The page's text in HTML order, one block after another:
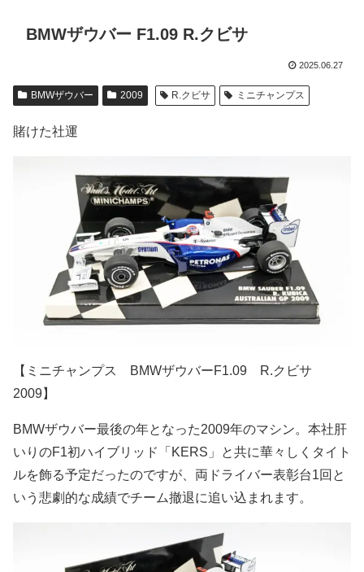
BMWザウバー F1.09 R.クビサ
2025.06.27
BMWザウバー 2009 R.クビサ ミニチャンプス
賭けた社運
【ミニチャンプス BMWザウバーF1.09 R.クビサ
2009】
BMWザウバー最後の年となった2009年のマシン。本社肝
いりのF1初ハイブリッド「KERS」と共に華々しくタイト
ルを飾る予定だったのですが、両ドライバー表彰台1回と
いう悲劇的な成績でチーム撤退に追い込まれます。